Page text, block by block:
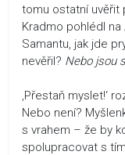
tomu ostatní uvěřit
Kradmo pohlédl
Samantu, jak jde
nevěřil? Nebo jsou
‚Přestaň myslet!‘
Nebo není?
s vrahem – že by
spolupracovat s